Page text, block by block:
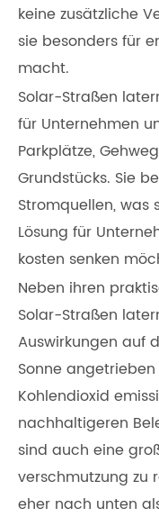
keine zusätzliche
sie besonders für
macht.
Solar-Straßen
für Unternehmen
Parkplätze,
Grundstücks. Sie
Stromquellen, was
Lösung für
kosten senken
Neben ihren
Solar-Straßen
Auswirkungen auf
Sonne
Kohlendioxid
nachhaltigeren
sind auch eine
verschmutzung zu
eher nach unten